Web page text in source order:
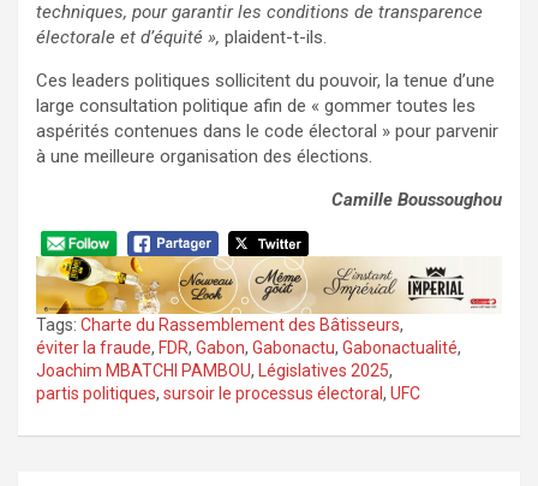
techniques, pour garantir les conditions de transparence
électorale et d’équité », plaident-t-ils.
Ces leaders politiques sollicitent du pouvoir, la tenue d’une
large consultation politique afin de « gommer toutes les
aspérités contenues dans le code électoral » pour parvenir
à une meilleure organisation des élections.
Camille Boussoughou
Tags: Charte du Rassemblement des Bâtisseurs,
éviter la fraude, FDR, Gabon, Gabonactu, Gabonactualité,
Joachim MBATCHI PAMBOU, Législatives 2025,
partis politiques, sursoir le processus électoral, UFC